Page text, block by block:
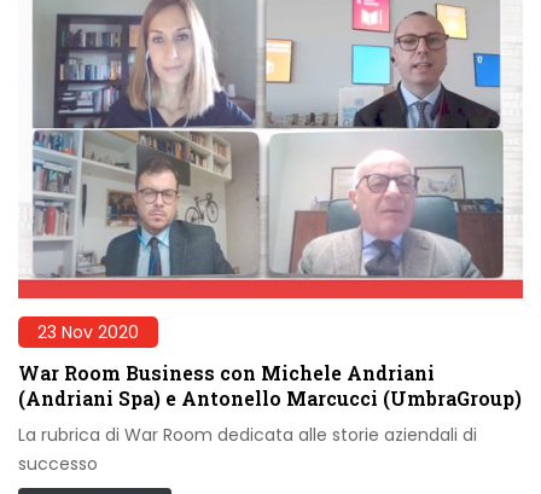
23 Nov 2020
War Room Business con Michele Andriani
(Andriani Spa) e Antonello Marcucci (UmbraGroup)
La rubrica di War Room dedicata alle storie aziendali di
successo